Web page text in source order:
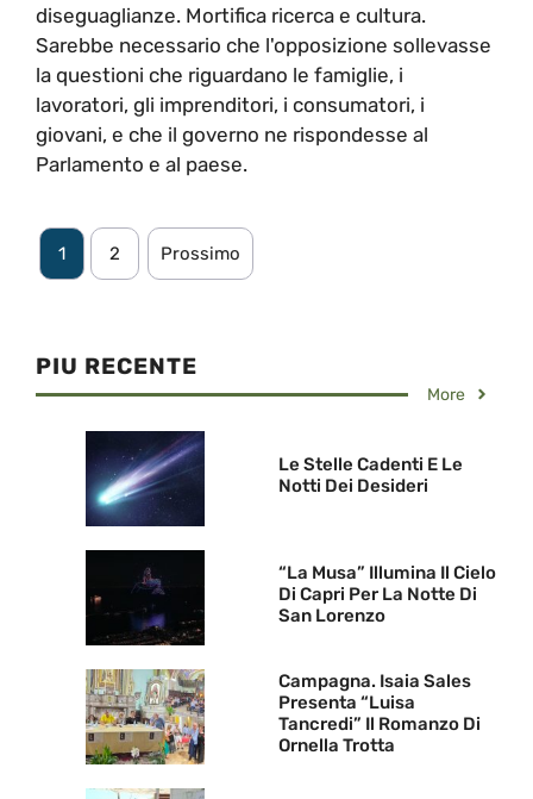
diseguaglianze. Mortifica ricerca e cultura.
Sarebbe necessario che l'opposizione sollevasse
la questioni che riguardano le famiglie, i
lavoratori, gli imprenditori, i consumatori, i
giovani, e che il governo ne rispondesse al
Parlamento e al paese.
1 2 Prossimo
PIU RECENTE
More
Le Stelle Cadenti E Le
Notti Dei Desideri
“La Musa” Illumina Il Cielo
Di Capri Per La Notte Di
San Lorenzo
Campagna. Isaia Sales
Presenta “Luisa
Tancredi” Il Romanzo Di
Ornella Trotta